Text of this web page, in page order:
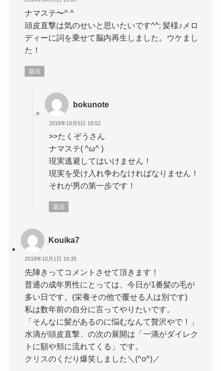
ナマステ〜^ ^
頭皮直撃は気のせいと思いたいです^^; 髪様♪メロ
ディーに詞を乗せて脳内再生しました。ウケまし
た！
返信
bokunote
2018年10月5日 18:52
>>たくぞうさん
ナマステ( ^ω^ )
現実逃避してはいけません！
現実を受け入れ争わなければなりません！
それが男の第一歩です！
返信
Kouika7
2018年10月1日 19:35
先陣きってコメントさせて頂きます！
普通の成年男性にとっては、今日が1番髪の毛が
多い日です。(栄養その他で覆せる人は別です)
私は数年前の自分に言ってやりたいです。
「そんなに髪があるのに悩むなんて贅沢やで！」
水滴が頭皮直撃、の次の展開は「一滴がダイレク
トに額や頬に流れてくる」です。
クリスのくだり爆笑しました＼(^o^)／